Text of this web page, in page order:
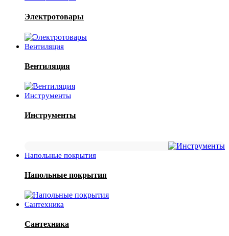
Электротовары
Вентиляция
Вентиляция
Инструменты
Инструменты
Напольные покрытия
Напольные покрытия
Сантехника
Сантехника